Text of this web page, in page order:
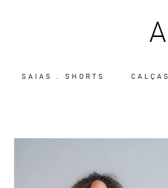
SAIAS . SHORTS CALÇAS